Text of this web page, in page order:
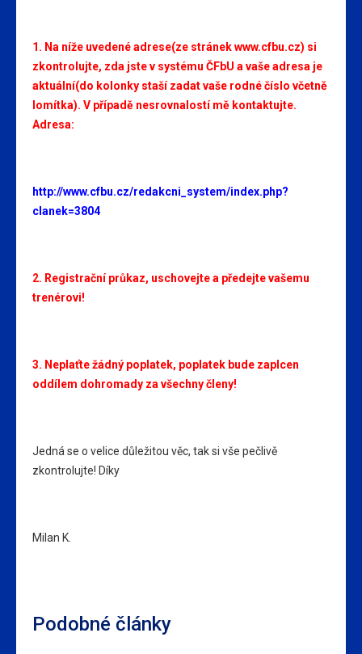
1. Na níže uvedené adrese(ze stránekwww.cfbu.cz) si
zkontrolujte, zda jste v systému ČFbU a vaše adresa je
aktuální(do kolonky staší zadat vaše rodné číslo včetně
lomítka). V případě nesrovnalostí mě kontaktujte.
Adresa:
http://www.cfbu.cz/redakcni_system/index.php?
clanek=3804
2. Registrační průkaz, uschovejte a předejte vašemu
trenérovi!
3. Neplaťte žádný poplatek, poplatek bude zaplcen
oddílem dohromady za všechny členy!
Jedná se o velice důležitou věc, tak si vše pečlivě
zkontrolujte! Díky
Milan K.
Podobné články